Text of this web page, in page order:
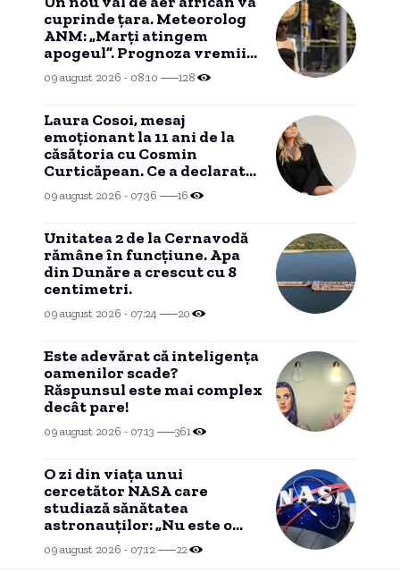
cuprinde țara. Meteorolog
ANM: „Marți atingem
apogeul”. Prognoza vremii
pentru următoarele zile
09 august 2026 - 08:10 128
Laura Cosoi, mesaj
emoționant la 11 ani de la
căsătoria cu Cosmin
Curticăpean. Ce a declarat
despre tatăl celor cinci
fetițe
09 august 2026 - 07:36 16
Unitatea 2 de la Cernavodă
rămâne în funcțiune. Apa
din Dunăre a crescut cu 8
centimetri.
09 august 2026 - 07:24 20
Este adevărat că inteligența
oamenilor scade?
Răspunsul este mai complex
decât pare!
09 august 2026 - 07:13 361
O zi din viața unui
cercetător NASA care
studiază sănătatea
astronauților: „Nu este o
știință complicată”
09 august 2026 - 07:12 22